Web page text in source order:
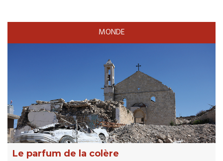
MONDE
Le parfum de la colère